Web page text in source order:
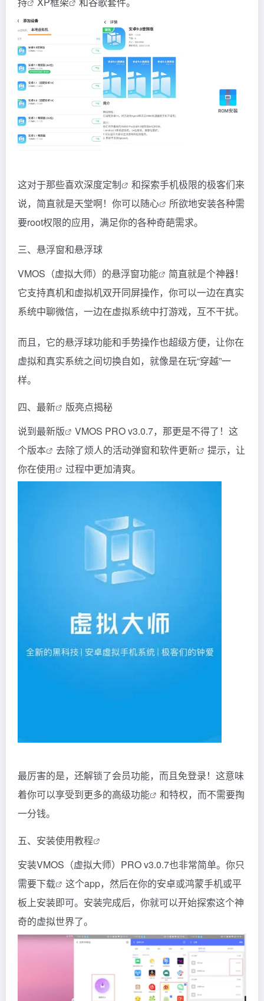
这对于那些喜欢深度定制
和探索手机极限的极客们来
说，简直就是天堂啊！你可以随心
所欲地安装各种需
要root权限的应用，满足你的各种奇葩需求。
三、悬浮窗和悬浮球
VMOS（虚拟大师）的悬浮窗功能
简直就是个神器！
它支持真机和虚拟机双开同屏操作，你可以一边在真实
系统中聊微信，一边在虚拟系统中打游戏，互不干扰。
而且，它的悬浮球功能和手势操作也超级方便，让你在
虚拟和真实系统之间切换自如，就像是在玩“穿越”一
样。
四、 最新
版亮点揭秘
说到最新版
VMOS PRO v3.0.7，那更是不得了！这
个版本 去除了烦人的活动弹窗和软件更新
提示，让
你在使用 过程中更加清爽。
最厉害的是，还解锁了会员功能，而且免登录！这意味
着你可以享受到更多的高级功能
和特权，而不需要掏
一分钱。
五、安装使用教程
安装VMOS（虚拟大师）PRO v3.0.7也非常简单。你只
需要下载
这个app，然后在你的安卓或鸿蒙手机或平
板上安装即可。安装完成后，你就可以开始探索这个神
奇的虚拟世界了。